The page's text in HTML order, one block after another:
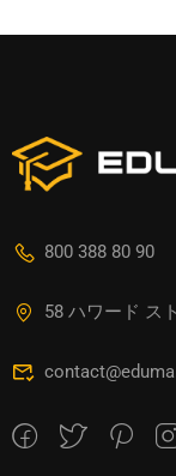
800 388 80 90
58 ハワード ス